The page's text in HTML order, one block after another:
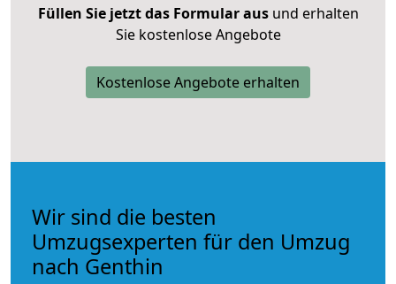
Füllen Sie jetzt das Formular ausund erhalten
Sie kostenlose Angebote
Kostenlose Angebote erhalten
Wir sind die besten
Umzugsexperten für den Umzug
nach Genthin